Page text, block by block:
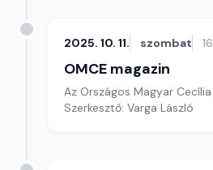
2025. 10. 11. szombat
OMCE magazin
Az Országos Magyar
Szerkesztő: Varga László